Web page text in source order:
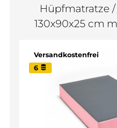
Hüpfmatratze
130x90x25 cm
Versandkostenfrei
6